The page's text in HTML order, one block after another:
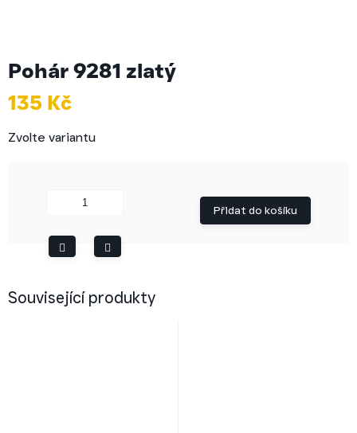
Pohár 9281 zlatý
135 Kč
cena:
Zvolte variantu
Přidat do košíku
Související produkty